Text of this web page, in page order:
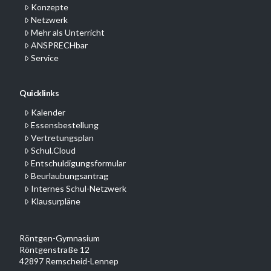
Konzepte
Netzwerk
Mehr als Unterricht
ANSPRECHbar
Service
Quicklinks
Kalender
Essensbestellung
Vertretungsplan
Schul.Cloud
Entschuldigungsformular
Beurlaubungsantrag
Internes Schul-Netzwerk
Klausurpläne
Röntgen-Gymnasium
Röntgenstraße 12
42897 Remscheid-Lennep